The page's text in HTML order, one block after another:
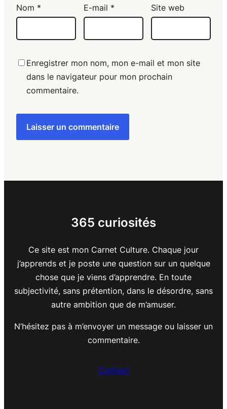
Nom * E-mail * Site web
Enregistrer mon nom, mon e-mail et mon site
dans le navigateur pour mon prochain
commentaire.
365 curiosités
Ce site est mon Carnet Culture. Chaque jour
j’apprends et je poste une question sur un quelque
chose que je viens d’apprendre. En toute
subjectivité, sans prétention, dans le désordre, sans
autre ambition que de m’amuser.
N’hésitez pas à m’envoyer un message ou laisser un
commentaire.
Contact